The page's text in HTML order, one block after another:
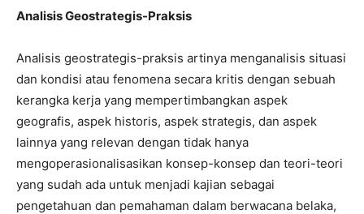
Analisis Geostrategis-Praksis
Analisis geostrategis-praksis artinya menganalisis situasi
dan kondisi atau fenomena secara kritis dengan sebuah
kerangka kerja yang mempertimbangkan aspek
geografis, aspek historis, aspek strategis, dan aspek
lainnya yang relevan dengan tidak hanya
mengoperasionalisasikan konsep-konsep dan teori-teori
yang sudah ada untuk menjadi kajian sebagai
pengetahuan dan pemahaman dalam berwacana belaka,